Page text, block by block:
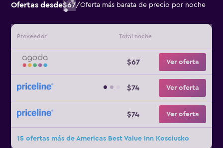
Ofertas desde$67/Oferta más barata de precio por noche
Proveedor Total noche
$67 Ver oferta
$74 Ver oferta
$74 Ver oferta
15 ofertas más de Americas Best Value Inn Kosciusko